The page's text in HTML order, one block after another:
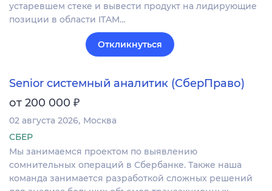
устаревшем стеке и вывести продукт на лидирующие
позиции в области ITAM…
Откликнуться
Senior системный аналитик (СберПраво)
от 200 000 ₽
02 августа 2026 Москва
СБЕР
Мы занимаемся проектом по выявлению
сомнительных операций в Сбербанке. Также наша
команда занимается разработкой сложных решений